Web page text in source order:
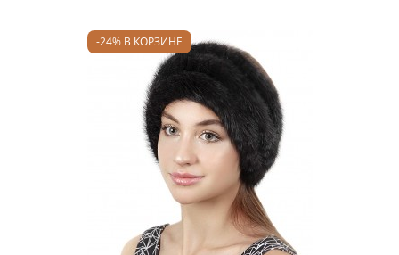
-24% В КОРЗИНЕ